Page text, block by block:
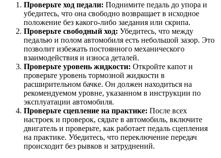
Проверьте ход педали: Поднимите педаль до упора и
убедитесь, что она свободно возвращает в исходное
положение без какого-либо заедания или скрипа.
Проверьте свободный ход: Убедитесь, что между
педалью и полом автомобиля есть небольшой зазор. Это
позволит избежать постоянного механического
взаимодействия и износа деталей.
Проверьте уровень жидкости: Откройте капот и
проверьте уровень тормозной жидкости в
расширительном бачке. Он должен находиться на
рекомендуемом уровне, указанном в инструкции по
эксплуатации автомобиля.
Проверьте сцепление на практике: После всех
настроек и проверок, сядьте в автомобиль, включите
двигатель и проверьте, как работает педаль сцепления
на практике. Убедитесь, что переключение передач
происходит без рывков и затруднений.